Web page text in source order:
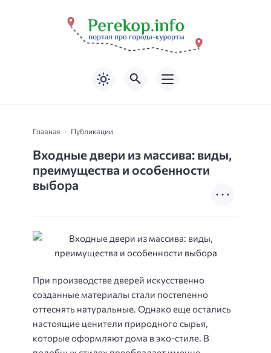
Главная Публикации
Входные двери из массива: виды,
преимущества и особенности
выбора
При производстве дверей искусственно
созданные материалы стали постепенно
оттеснять натуральные. Однако еще остались
настоящие ценители природного сырья,
которые оформляют дома в эко-стиле. В